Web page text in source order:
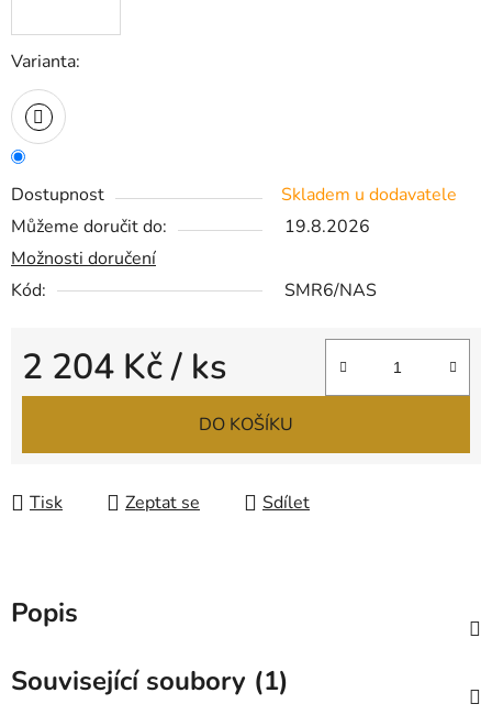
Varianta:
Dostupnost
Skladem u dodavatele
Můžeme doručit do:
19.8.2026
Možnosti doručení
Kód:
SMR6/NAS
2 204 Kč/ ks
Měrná cena:
DO KOŠÍKU
Tisk Zeptat se Sdílet
Popis
Související soubory (1)